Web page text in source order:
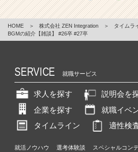
HOME ＞ 株式会社 ZEN Integration ＞ タイムラ
BGMの紹介【雑談】 #26卒 #27卒
SERVICE 就職サービス
求人を探す
説明会を
企業を探す
就職イベ
タイムライン
適性検
就活ノウハウ 選考体験談 スペシャルコン